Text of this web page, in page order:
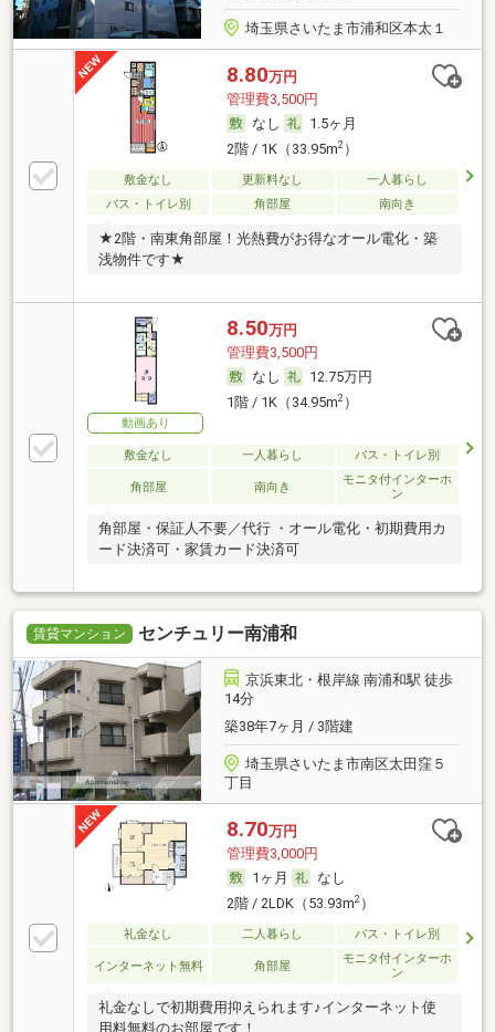
埼玉県さいたま市浦和区本太１
8.80万円
管理費3,500円
なし
1.5ヶ月
2階 / 1K（33.95m2）
敷金なし 更新料なし
一人暮らし
バス・トイレ別
角部屋 南向き
★2階・南東角部屋！光熱費がお得なオール電化・築
浅物件です★
動画あり
8.50万円
管理費3,500円
なし
12.75万円
1階 / 1K（34.95m2）
敷金なし 一人暮らし バス・トイレ別
角部屋 南向き
モニタ付インターホ
ン
角部屋・保証人不要／代行 ・オール電化・初期費用カ
ード決済可・家賃カード決済可
賃貸マンション センチュリー南浦和
京浜東北・根岸線 南浦和駅 徒歩
14分
築38年7ヶ月 / 3階建
埼玉県さいたま市南区太田窪５
丁目
8.70万円
管理費3,000円
1ヶ月
なし
2階 / 2LDK（53.93m2）
礼金なし 二人暮らし バス・トイレ別
インターネット無料 角部屋
モニタ付インターホ
ン
礼金なしで初期費用抑えられます♪インターネット使
用料無料のお部屋です！